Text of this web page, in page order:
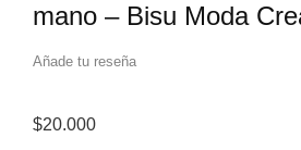
mano – Bisu Moda
Añade tu reseña
$20.000